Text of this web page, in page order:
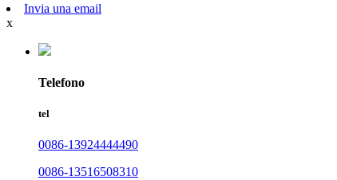
Invia una email
x
Telefono
tel
0086-13924444490
0086-13516508310